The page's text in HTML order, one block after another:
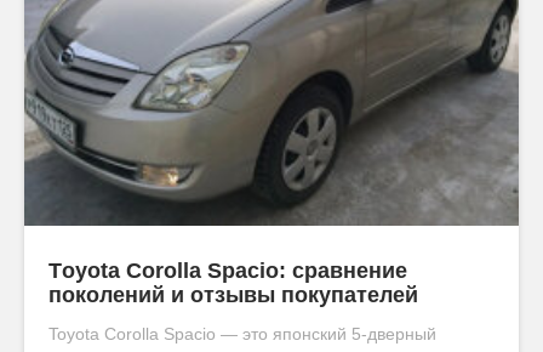
Тoyota Сorolla Spacio: сравнение
поколений и отзывы покупателей
Toyota Corolla Spacio — это японский 5-дверный